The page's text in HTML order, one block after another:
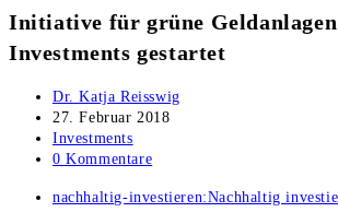
Initiative für grüne
Investments gestartet
Beitrags-
Autor:
Dr. Katja Reisswig
Beitrag
veröffentlicht:
27. Februar 2018
Beitrags-
Kategorie:
Investments
Beitrags-
0 Kommentare
Post
nachhaltig-investieren:Nachhaltig